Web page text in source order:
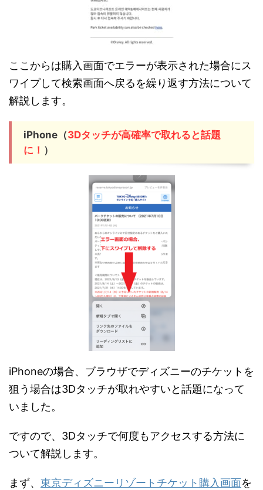
ここからは購入画面でエラーが表示された場合にス
ワイプして検索画面へ戻るを繰り返す方法について
解説します。
iPhone（3Dタッチが高確率で取れると話題
に！ ）
iPhoneの場合、ブラウザでディズニーのチケットを
狙う場合は3Dタッチが取れやすいと話題になって
いました。
ですので、3Dタッチで何度もアクセスする方法に
ついて解説します。
まず、 東京ディズニーリゾートチケット購入画面を